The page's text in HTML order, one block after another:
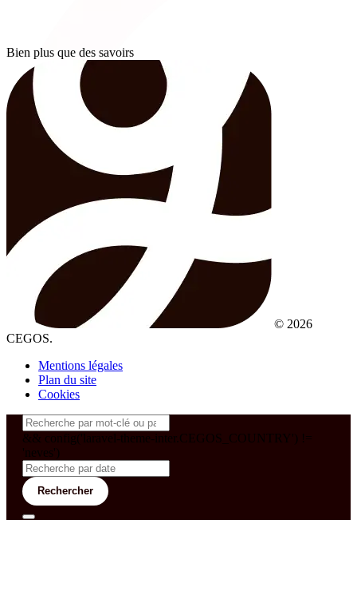
Bien plus que des savoirs
© 2026
CEGOS.
Mentions légales
Plan du site
Cookies
&& config('laravel-theme-inter.CEGOS_COUNTRY') !=
'neves')
Rechercher